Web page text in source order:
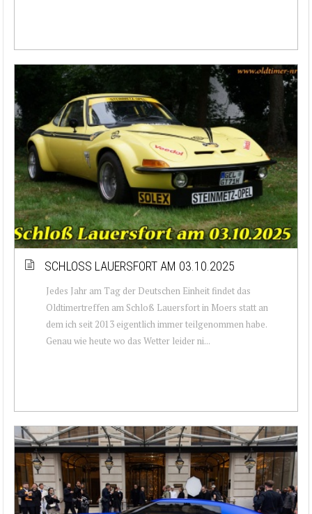
SCHLOSS LAUERSFORT AM 03.10.2025
Jedes Jahr am Tag der Deutschen Einheit findet das
Oldtimertreffen am Schloß Lauersfort in Moers statt an
dem ich seit 2013 eigentlich immer teilgenommen habe.
Genau wie heute wo das Wetter leider ni...